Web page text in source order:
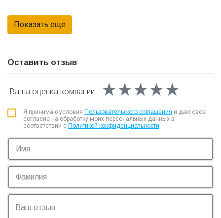
Оставить отзыв
Ваша оценка компании: ★★★★★
★★★★★
★★★★★
Я принимаю условия Пользовательского соглашения и даю свое
согласие на обработку моих персональных данных в
соответствии с Политикой конфиденциальности